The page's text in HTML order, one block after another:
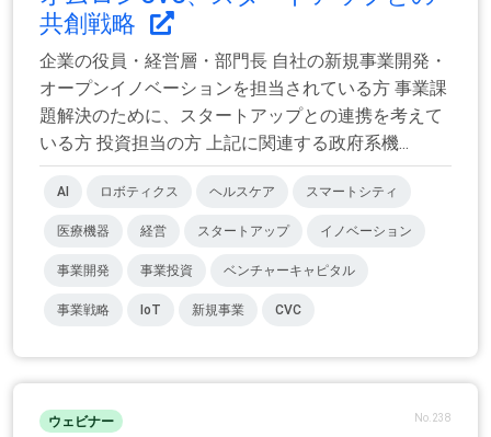
共創戦略
企業の役員・経営層・部門長 自社の新規事業開発・
オープンイノベーションを担当されている方 事業課
題解決のために、スタートアップとの連携を考えて
いる方 投資担当の方 上記に関連する政府系機...
AI ロボティクス ヘルスケア スマートシティ
医療機器 経営 スタートアップ イノベーション
事業開発 事業投資 ベンチャーキャピタル
事業戦略 IoT 新規事業 CVC
ウェビナー No.238